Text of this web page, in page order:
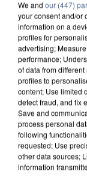
We and our (447)
your consent and/or
information on a
profiles for
advertising;
performance;
of data from
profiles to
content; Use limited
detect fraud, and fix
Save and
process personal
following
requested; Use
other data sources;
information